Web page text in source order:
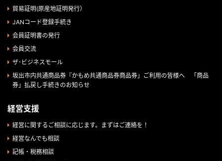
貿易証明(原産地証明発行）
JANコード登録手続き
会員証明書の発行
会員交流
ザ･ビジネスモール
坂出市内共通商品券『かもめ共通商品券商品券」ご利用の皆様へ 「商品
券」払戻し手続きのお知らせ
経営支援
経営に関するご相談に応じます。まずはご連絡を！
経営なんでも相談
記帳・税務相談